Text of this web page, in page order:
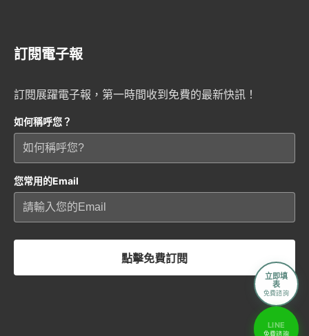
訂閱電子報
訂閱展躍電子報，第一時間收到免費的最新快訊！
如何稱呼您？
您常用的Email
點擊免費訂閱
立即填
表
免費諮詢
LINE
免費諮詢